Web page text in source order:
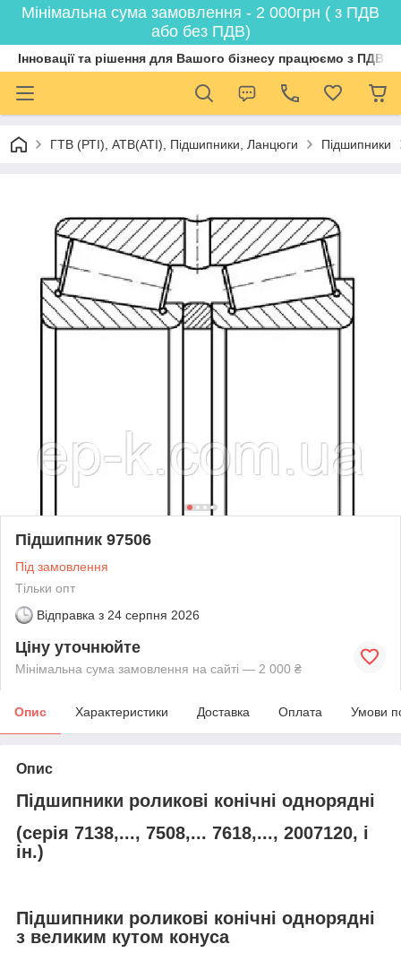
Мінімальна сума замовлення - 2 000грн ( з ПДВ
або без ПДВ)
Інновації та рішення для Вашого бізнесу працюємо з ПДВ
ГТВ (РТI), АТВ(АТI), Пiдшипники, Ланцюги Підшипники
Підшипник 97506
Під замовлення
Тільки опт
Відправка з 24 серпня 2026
Ціну уточнюйте
Мінімальна сума замовлення на сайті — 2 000 ₴
Опис Характеристики Доставка Оплата Умови
Опис
Підшипники роликові конічні однорядні
(серія 7138,..., 7508,... 7618,..., 2007120, і
ін.)
Підшипники роликові конічні однорядні
з великим кутом конуса